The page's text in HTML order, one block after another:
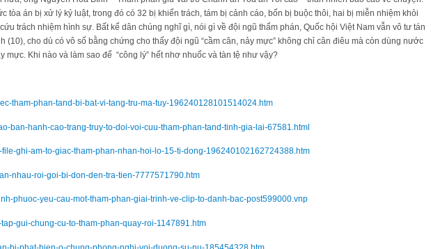
tòa án bị xử lý kỷ luật, trong đó có 32 bị khiển trách, tám bị cảnh cáo, bốn bị buộc thôi, hai bị miễn nhiệm khỏi
trách nhiệm hình sự. Bất kể dân chúng nghĩ gì, nói gì về đội ngũ thẩm phán, Quốc hội Việt Nam vẫn vô tư tán
(10), cho dù có vô số bằng chứng cho thấy đội ngũ “cầm cân, nảy mực” không chỉ cân điêu mà còn dùng nước
mực. Khi nào và làm sao để “công lý” hết nhơ nhuốc và tàn tệ như vậy?
tham-phan-tand-bi-bat-vi-tang-tru-ma-tuy-196240128101514024.htm
ban-hanh-cao-trang-truy-to-doi-voi-cuu-tham-phan-tand-tinh-gia-lai-67581.html
ghi-am-to-giac-tham-phan-nhan-hoi-lo-15-ti-dong-196240102162724388.htm
nhau-roi-goi-bi-don-den-tra-tien-7777571790.htm
phuoc-yeu-cau-mot-tham-phan-giai-trinh-ve-clip-to-danh-bac-post599000.vnp
gui-chung-cu-to-tham-phan-quay-roi-1147891.htm